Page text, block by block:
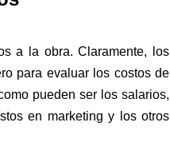
a la obra. Claramente, los
para evaluar los costos de
pueden ser los salarios,
en marketing y los otros